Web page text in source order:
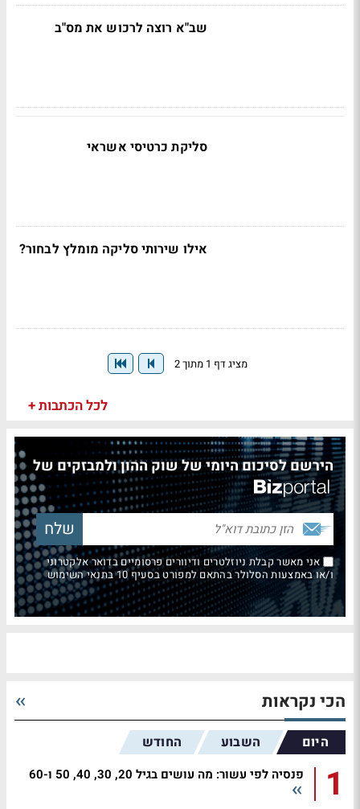
שב"א רוצה לרכוש את מס"ב
סליקת כרטיסי אשראי
אילו שירותי סליקה מומלץ לבחור?
מציג דף 1 מתוך 2
לכל הכתבות +
הירשם לסיכום היומי של שוק ההון ולמבזקים של
אני מאשר קבלת ניוזלטרים ודיוורים פרסומיים בדואר אלקטרוני
ו/או באמצעות הסלולר בהתאם למפורט בסעיף 10 בתנאי השימוש
הכי נקראות
היום השבוע החודש
1 פנסיה לפי עשור: מה עושים בגיל 20, 30, 40, 50 ו-60